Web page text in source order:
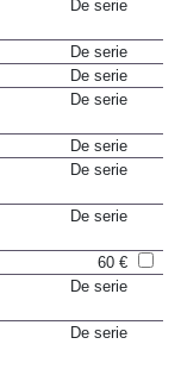
De serie
De serie
De serie
De serie
De serie
De serie
De serie
60 €
De serie
De serie